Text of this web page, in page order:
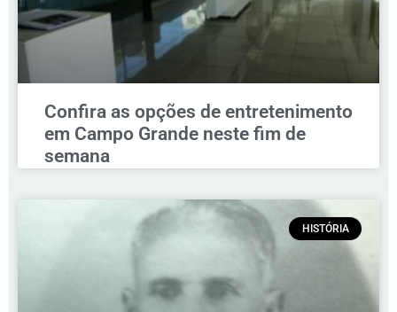
Confira as opções de entretenimento
em Campo Grande neste fim de
semana
HISTÓRIA